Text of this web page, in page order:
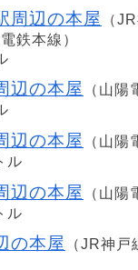
周辺の本屋
（
鉄本線）
辺の本屋
（山陽
辺の本屋
（山陽
ル
辺の本屋
（山陽
ル
の本屋
（JR神